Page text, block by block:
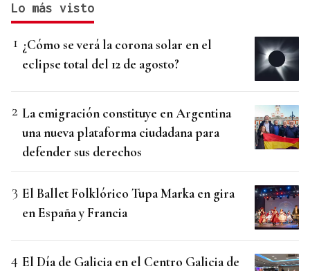
Lo más visto
¿Cómo se verá la corona solar en el
eclipse total del 12 de agosto?
La emigración constituye en Argentina
una nueva plataforma ciudadana para
defender sus derechos
El Ballet Folklórico Tupa Marka en gira
en España y Francia
El Día de Galicia en el Centro Galicia de